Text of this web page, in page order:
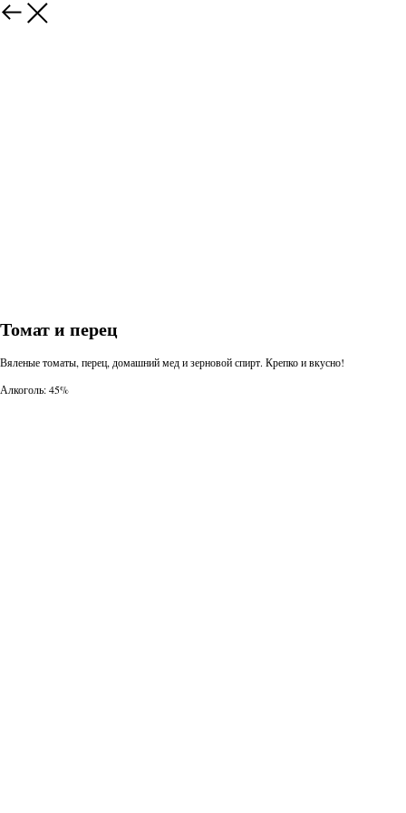
Томат и перец
Вяленые томаты, перец, домашний мед и зерновой спирт. Крепко и вкусно!
Алкоголь: 45%